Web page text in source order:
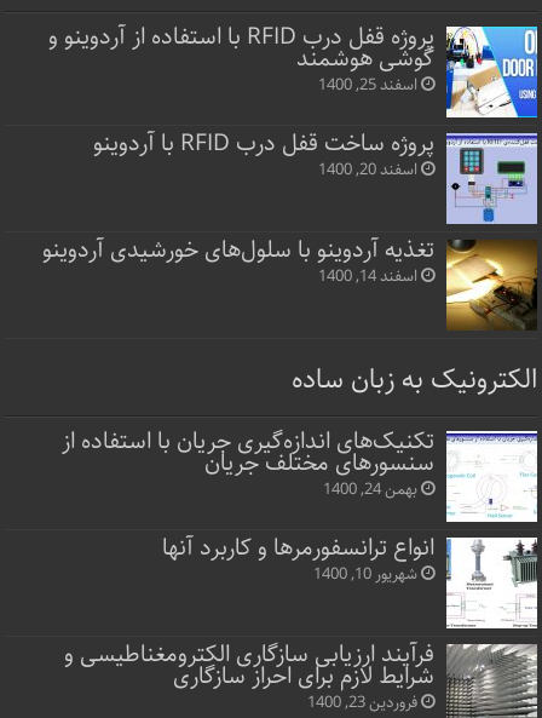
پروژه قفل‌ درب RFID با استفاده از آردوینو و
گوشی هوشمند
اسفند 25, 1400
پروژه ساخت قفل‌ درب RFID با آردوینو
اسفند 20, 1400
تغذیه آردوینو با سلول‌های خورشیدی آردوینو
اسفند 14, 1400
الکترونیک به زبان ساده
تکنیک‌های اندازه‌گیری جریان با استفاده از
سنسورهای مختلف جریان
بهمن 24, 1400
انواع ترانسفورمرها و کاربرد آنها
شهریور 10, 1400
فرآیند ارزیابی سازگاری الکترومغناطیسی و
شرایط لازم برای احراز سازگاری
فروردین 23, 1400